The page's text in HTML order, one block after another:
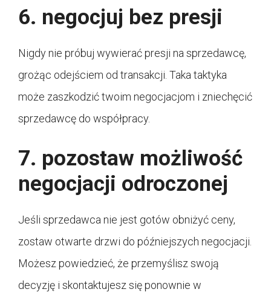
6. negocjuj bez presji
Nigdy nie próbuj wywierać presji na sprzedawcę,
grożąc odejściem od transakcji. Taka taktyka
może zaszkodzić twoim negocjacjom i zniechęcić
sprzedawcę do współpracy.
7. pozostaw możliwość
negocjacji odroczonej
Jeśli sprzedawca nie jest gotów obniżyć ceny,
zostaw otwarte drzwi do późniejszych negocjacji.
Możesz powiedzieć, że przemyślisz swoją
decyzję i skontaktujesz się ponownie w